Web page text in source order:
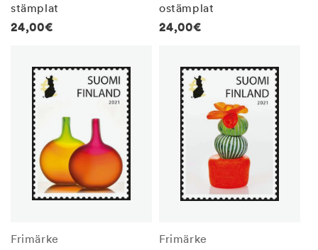
stämplat
Regular
24,00€
ostämplat
Regular
24,00€
Frimärke
Frimärke